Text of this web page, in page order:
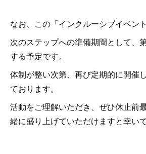
なお、この「インクルーシブイベン
次のステップへの準備期間として、
する予定です。
体制が整い次第、再び定期的に開催
ております。
活動をご理解いただき、ぜひ休止前
緒に盛り上げていただけますと幸い